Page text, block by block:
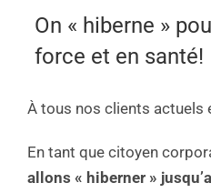
On « hiberne »
force et en santé!
À tous nos clients actuels
En tant que citoyen
allons « hiberner »